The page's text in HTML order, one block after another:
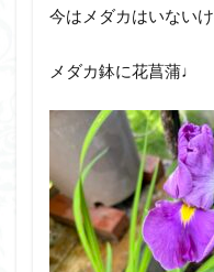
今はメダカはいない
メダカ鉢に花菖蒲♩